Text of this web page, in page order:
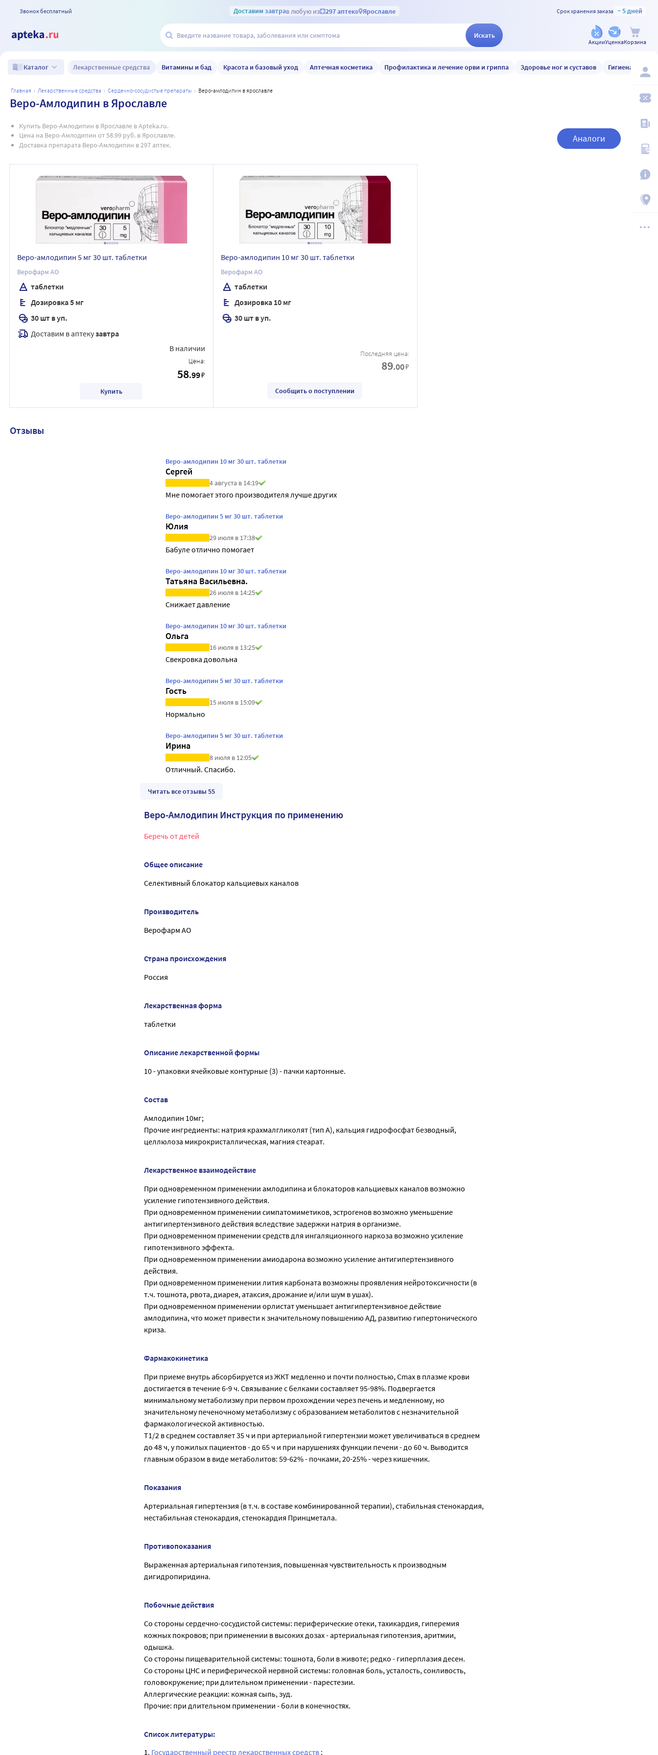
Звонок бесплатный Доставим завтрав любую из 297 аптекв Ярославле Срок хранения заказа ~ 5 дней
Искать
АкцииУценкаКорзина
Каталог Лекарственные средства Витамины и бад Красота и базовый уход Аптечная косметика Профилактика и лечение орви и гриппа Здоровье ног и суставов Гигиена и уход
главная лекарственные средства сердечно-сосудистые препараты веро-амлодипин в ярославле
Веро-Амлодипин в Ярославле
Купить Веро-Амлодипин в Ярославле в Apteka.ru.
Цена на Веро-Амлодипин от 58.99 руб. в Ярославле.
Доставка препарата Веро-Амлодипин в 297 аптек.
Аналоги
Веро-амлодипин 5 мг 30 шт. таблетки
Верофарм АО
таблетки
Дозировка 5 мг
30 шт в уп.
Доставим в аптекузавтра
В наличии
Цена:
58.99₽
Купить
Веро-амлодипин 10 мг 30 шт. таблетки
Верофарм АО
таблетки
Дозировка 10 мг
30 шт в уп.
Последняя цена:
89.00₽
Сообщить о поступлении
Отзывы
Веро-амлодипин 10 мг 30 шт. таблетки
Сергей
4 августа в 14:19
Мне помогает этого производителя лучше других
Веро-амлодипин 5 мг 30 шт. таблетки
Юлия
29 июля в 17:38
Бабуле отлично помогает
Веро-амлодипин 10 мг 30 шт. таблетки
Татьяна Васильевна.
26 июля в 14:25
Снижает давление
Веро-амлодипин 10 мг 30 шт. таблетки
Ольга
16 июля в 13:25
Свекровка довольна
Веро-амлодипин 5 мг 30 шт. таблетки
Гость
15 июля в 15:09
Нормально
Веро-амлодипин 5 мг 30 шт. таблетки
Ирина
8 июля в 12:05
Отличный. Спасибо.
Читать все отзывы 55
Веро-Амлодипин Инструкция по применению
Беречь от детей
Общее описание
Селективный блокатор кальциевых каналов
Производитель
Верофарм АО
Страна происхождения
Россия
Лекарственная форма
таблетки
Описание лекарственной формы
10 - упаковки ячейковые контурные (3) - пачки картонные.
Состав
Амлодипин 10мг;
Прочие ингредиенты: натрия крахмалгликолят (тип А), кальция гидрофосфат безводный,
целлюлоза микрокристаллическая, магния стеарат.
Лекарственное взаимодействие
При одновременном применении амлодипина и блокаторов кальциевых каналов возможно
усиление гипотензивного действия.
При одновременном применении симпатомиметиков, эстрогенов возможно уменьшение
антигипертензивного действия вследствие задержки натрия в организме.
При одновременном применении средств для ингаляционного наркоза возможно усиление
гипотензивного эффекта.
При одновременном применении амиодарона возможно усиление антигипертензивного
действия.
При одновременном применении лития карбоната возможны проявления нейротоксичности (в
т.ч. тошнота, рвота, диарея, атаксия, дрожание и/или шум в ушах).
При одновременном применении орлистат уменьшает антигипертензивное действие
амлодипина, что может привести к значительному повышению АД, развитию гипертонического
криза.
Фармакокинетика
При приеме внутрь абсорбируется из ЖКТ медленно и почти полностью, Cmax в плазме крови
достигается в течение 6-9 ч. Связывание с белками составляет 95-98%. Подвергается
минимальному метаболизму при первом прохождении через печень и медленному, но
значительному печеночному метаболизму с образованием метаболитов с незначительной
фармакологической активностью.
T1/2 в среднем составляет 35 ч и при артериальной гипертензии может увеличиваться в среднем
до 48 ч, у пожилых пациентов - до 65 ч и при нарушениях функции печени - до 60 ч. Выводится
главным образом в виде метаболитов: 59-62% - почками, 20-25% - через кишечник.
Показания
Артериальная гипертензия (в т.ч. в составе комбинированной терапии), стабильная стенокардия,
нестабильная стенокардия, стенокардия Принцметала.
Противопоказания
Выраженная артериальная гипотензия, повышенная чувствительность к производным
дигидропиридина.
Побочные действия
Со стороны сердечно-сосудистой системы: периферические отеки, тахикардия, гиперемия
кожных покровов; при применении в высоких дозах - артериальная гипотензия, аритмии,
одышка.
Со стороны пищеварительной системы: тошнота, боли в животе; редко - гиперплазия десен.
Со стороны ЦНС и периферической нервной системы: головная боль, усталость, сонливость,
головокружение; при длительном применении - парестезии.
Аллергические реакции: кожная сыпь, зуд.
Прочие: при длительном применении - боли в конечностях.
Список литературы:
1. Государственный реестр лекарственных средств ;